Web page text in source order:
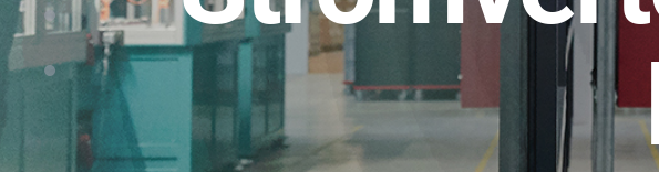
NEO CEE: Energieverteilung mit System. Robust im Alltag,
effizient in der Installation, zukunftsfähig im Ausbau.